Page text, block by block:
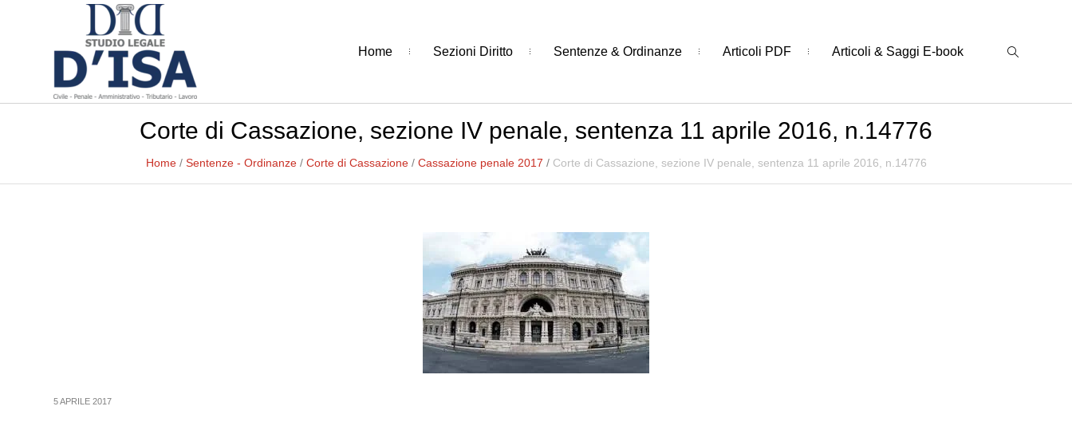
Home Sezioni Diritto Sentenze & Ordinanze Articoli PDF Articoli & Saggi E-book
Corte di Cassazione, sezione IV penale, sentenza 11 aprile 2016, n.14776
Home / Sentenze - Ordinanze / Corte di Cassazione / Cassazione penale 2017 / Corte di Cassazione, sezione IV penale, sentenza 11 aprile 2016, n.14776
5 APRILE 2017